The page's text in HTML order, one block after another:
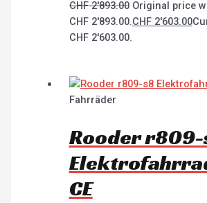
CHF2'893.00 Original price
CHF 2'893.00.CHF2'603.00
CHF 2'603.00.
Fahrräder
Rooder
CE